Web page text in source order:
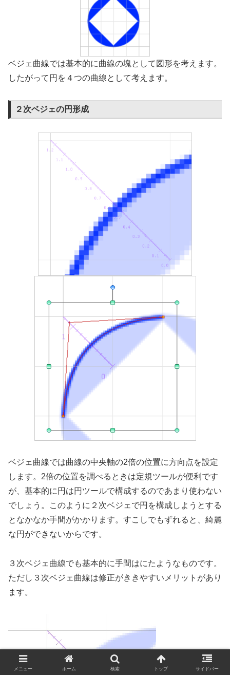
ベジェ曲線では基本的に曲線の塊として図形を考えます。
したがって円を４つの曲線として考えます。
２次ベジェの円形成
ベジェ曲線では曲線の中央軸の2倍の位置に方向点を設定
します。2倍の位置を調べるときは定規ツールが便利です
が、基本的に円は円ツールで構成するのであまり使わない
でしょう。このように２次ベジェで円を構成しようとする
となかなか手間がかかります。すこしでもずれると、綺麗
な円ができないからです。
３次ベジェ曲線でも基本的に手間はにたようなものです。
ただし３次ベジェ曲線は修正がききやすいメリットがあり
ます。
プ
メニュー ホーム 検索 トップ サイドバー